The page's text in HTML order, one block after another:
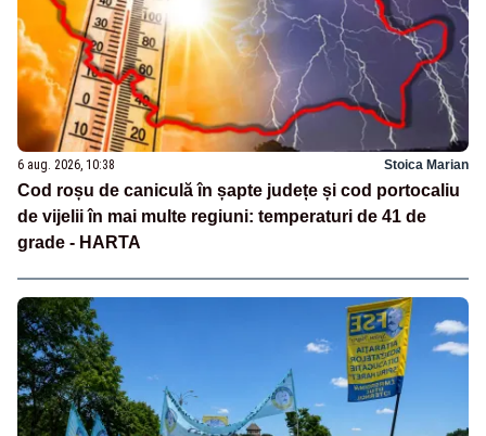
6 aug. 2026, 10:38 Stoica Marian
Cod roșu de caniculă în șapte județe și cod portocaliu
de vijelii în mai multe regiuni: temperaturi de 41 de
grade - HARTA